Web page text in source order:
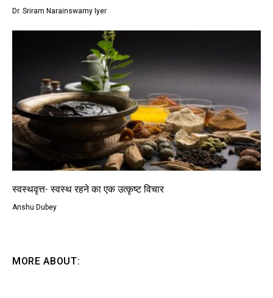
Dr. Sriram Narainswamy Iyer
स्वस्थवृत्त- स्वस्थ रहने का एक उत्कृष्ट विचार
Anshu Dubey
MORE ABOUT: